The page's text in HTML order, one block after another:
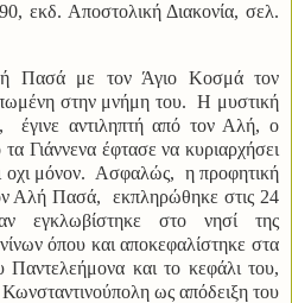
εκδ. Αποστολική Διακονία, σελ.
Πασά με τον Άγιο Κοσμά τον
στην μνήμη του. Η μυστική
έγινε αντιληπτή από τον Αλή, ο
Γιάννενα έφτασε να κυριαρχήσει
οχι μόνον. Ασφαλώς, η προφητική
Αλή Πασά, εκπληρώθηκε στις 24
εγκλωβίστηκε στο νησί της
όπου και αποκεφαλίστηκε στα
Παντελεήμονα και το κεφάλι του,
ως απόδειξη του